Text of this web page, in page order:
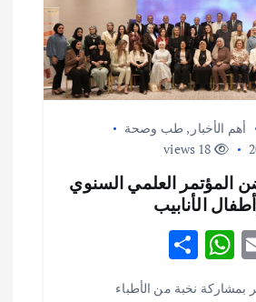
أهم الأخبار , طب وصحة
المؤتمر العلمي السنوي
الأنابيب
E
m
W
S
بمشاركة نخبة من الأطباء